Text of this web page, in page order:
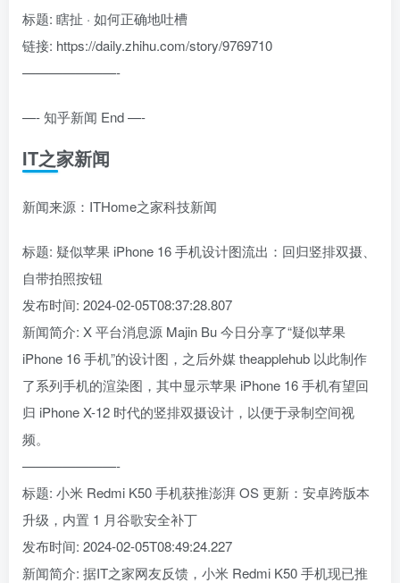
标题: 瞎扯 · 如何正确地吐槽
链接: https://daily.zhihu.com/story/9769710
———————-
—- 知乎新闻 End —-
IT之家新闻
新闻来源：ITHome之家科技新闻
标题: 疑似苹果 iPhone 16 手机设计图流出：回归竖排双摄、
自带拍照按钮
发布时间: 2024-02-05T08:37:28.807
新闻简介: X 平台消息源 Majin Bu 今日分享了“疑似苹果
iPhone 16 手机”的设计图，之后外媒 theapplehub 以此制作
了系列手机的渲染图，其中显示苹果 iPhone 16 手机有望回
归 iPhone X-12 时代的竖排双摄设计，以便于录制空间视
频。
———————-
标题: 小米 Redmi K50 手机获推澎湃 OS 更新：安卓跨版本
升级，内置 1 月谷歌安全补丁
发布时间: 2024-02-05T08:49:24.227
新闻简介: 据IT之家网友反馈，小米 Redmi K50 手机现已推